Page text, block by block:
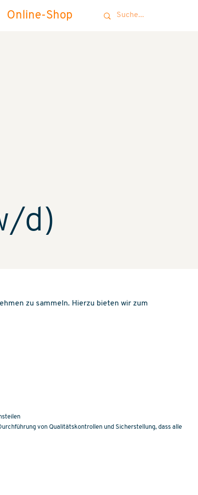
Online-Shop
d)
zu sammeln. Hierzu bieten wir zum
von Qualitätskontrollen und Sicherstellung, dass alle